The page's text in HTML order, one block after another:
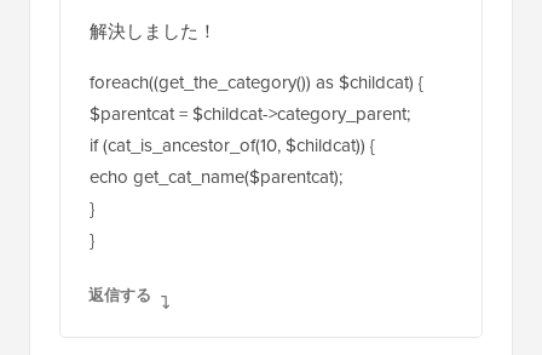
解決しました！
foreach((get_the_category()) as $childcat) {
$parentcat = $childcat->category_parent;
if (cat_is_ancestor_of(10, $childcat)) {
echo get_cat_name($parentcat);
}
}
返信する